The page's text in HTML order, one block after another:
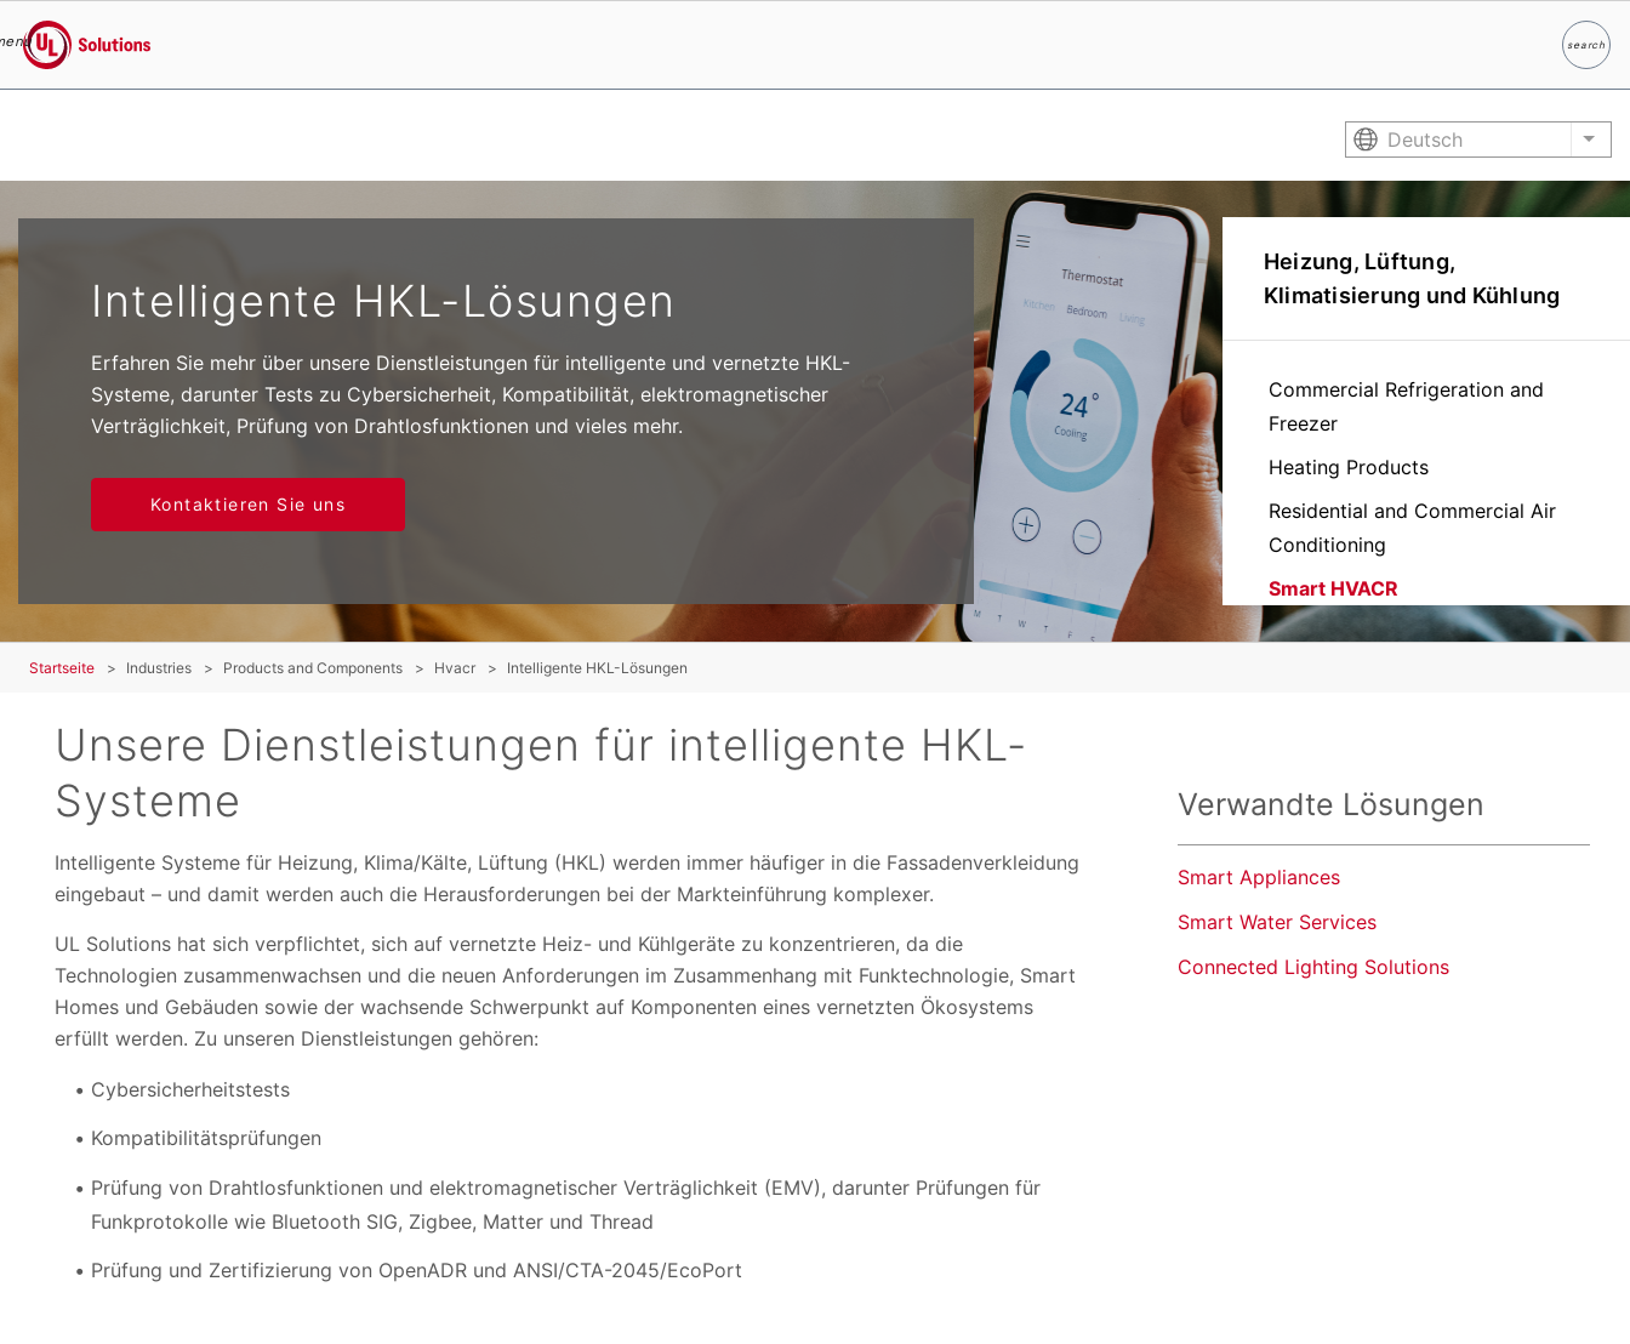
UL Solutions
search
Suche
Deutsch List
Heizung, Lüftung,
Klimatisierung und Kühlung
Commercial Refrigeration and
Freezer
Heating Products
Residential and Commercial Air
Conditioning
Smart HVACR
Ventilation
Intelligente HKL-Lösungen
Erfahren Sie mehr über unsere Dienstleistungen für intelligente und vernetzte HKL-
Systeme, darunter Tests zu Cybersicherheit, Kompatibilität, elektromagnetischer
Verträglichkeit, Prüfung von Drahtlosfunktionen und vieles mehr.
Kontaktieren Sie uns
Startseite Industries Products and Components Hvacr Intelligente HKL-Lösungen
Unsere Dienstleistungen für intelligente HKL-
Systeme
Intelligente Systeme für Heizung, Klima/Kälte, Lüftung (HKL) werden immer häufiger in die Fassadenverkleidung
eingebaut – und damit werden auch die Herausforderungen bei der Markteinführung komplexer.
UL Solutions hat sich verpflichtet, sich auf vernetzte Heiz- und Kühlgeräte zu konzentrieren, da die
Technologien zusammenwachsen und die neuen Anforderungen im Zusammenhang mit Funktechnologie, Smart
Homes und Gebäuden sowie der wachsende Schwerpunkt auf Komponenten eines vernetzten Ökosystems
erfüllt werden. Zu unseren Dienstleistungen gehören:
Cybersicherheitstests
Kompatibilitätsprüfungen
Prüfung von Drahtlosfunktionen und elektromagnetischer Verträglichkeit (EMV), darunter Prüfungen für
Funkprotokolle wie Bluetooth SIG, Zigbee, Matter und Thread
Prüfung und Zertifizierung von OpenADR und ANSI/CTA-2045/EcoPort
Verwandte Lösungen
Smart Appliances
Smart Water Services
Connected Lighting Solutions